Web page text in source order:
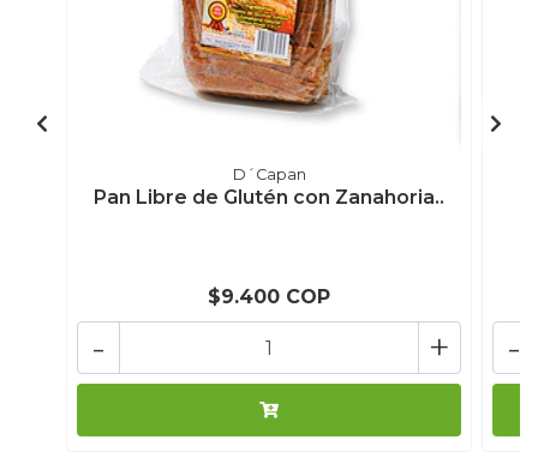
D´Capan
Pan Libre de Glutén con Zanahoria..
$9.400 COP
+
- -